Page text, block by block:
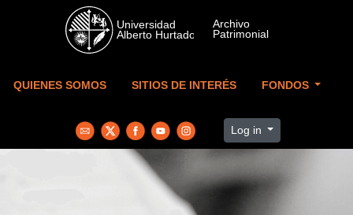
Skip to main content
QUIENES SOMOS SITIOS DE INTERÉS FONDOS
Log in